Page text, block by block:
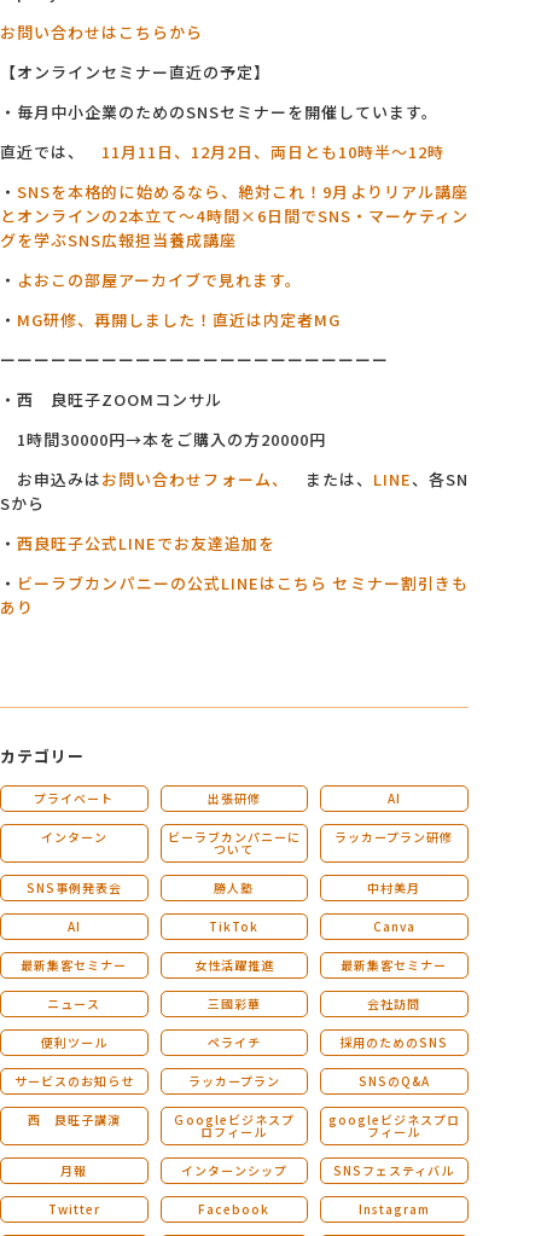
お問い合わせはこちらから
【オンラインセミナー直近の予定】
・毎月中小企業のためのSNSセミナーを開催しています。
直近では、 11月11日、12月2日、両日とも10時半～12時
・SNSを本格的に始めるなら、絶対これ！9月よりリアル講座
とオンラインの2本立て～4時間×6日間でSNS・マーケティン
グを学ぶSNS広報担当養成講座
・ よおこの部屋アーカイブで見れます。
・ MG研修、再開しました！直近は内定者MG
ーーーーーーーーーーーーーーーーーーーーーーー
・西 良旺子ZOOMコンサル
1時間30000円→本をご購入の方20000円
お申込みはお問い合わせフォーム、 または、 LINE、各SN
Sから
・ 西良旺子公式LINEでお友達追加を
・ ビーラブカンパニーの公式LINEはこちら セミナー割引きも
あり
カテゴリー
プライベート 出張研修 AI
インターン ビーラブカンパニーに
ついて
ラッカープラン研修
SNS事例発表会 勝人塾 中村美月
AI TikTok Canva
最新集客セミナー 女性活躍推進 最新集客セミナー
ニュース 三國彩華 会社訪問
便利ツール ペライチ 採用のためのSNS
サービスのお知らせ ラッカープラン SNSのQ&A
西 良旺子講演 Ｇoogleビジネスプ
ロフィール
googleビジネスプロ
フィール
月報 インターンシップ SNSフェスティバル
Twitter Facebook Instagram